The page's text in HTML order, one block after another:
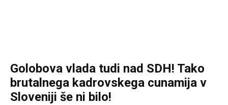
Golobova vlada tudi nad SDH! Tako
brutalnega kadrovskega cunamija v
Sloveniji še ni bilo!